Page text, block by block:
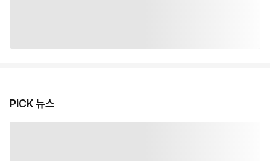
PiCK 뉴스